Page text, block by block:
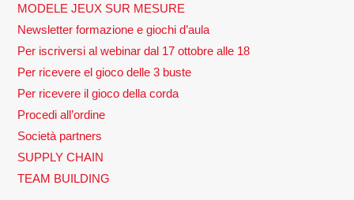
MODELE JEUX SUR MESURE
Newsletter formazione e giochi d’aula
Per iscriversi al webinar dal 17 ottobre alle 18
Per ricevere el gioco delle 3 buste
Per ricevere il gioco della corda
Procedi all’ordine
Società partners
SUPPLY CHAIN
TEAM BUILDING